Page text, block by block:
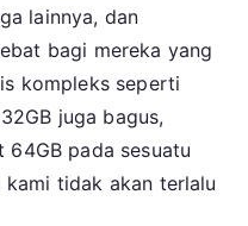
lainnya, dan
bagi mereka yang
kompleks seperti
juga bagus,
64GB pada sesuatu
tidak akan terlalu